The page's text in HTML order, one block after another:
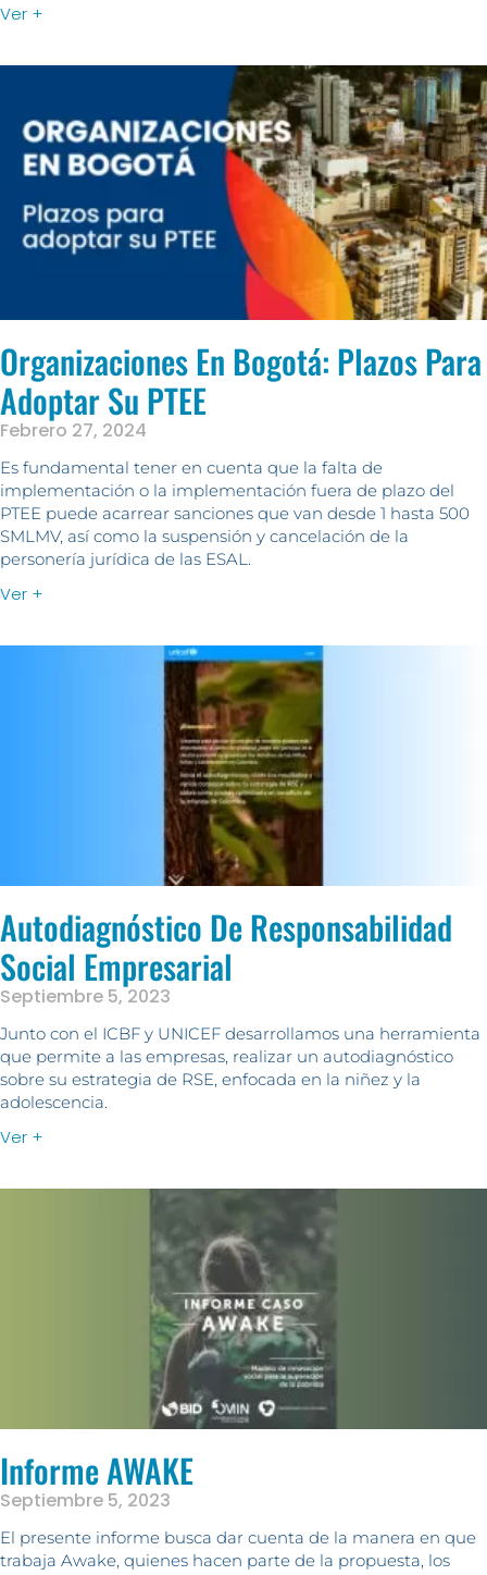
Ver +
Organizaciones En Bogotá: Plazos Para
Adoptar Su PTEE
Febrero 27, 2024
Es fundamental tener en cuenta que la falta de
implementación o la implementación fuera de plazo del
PTEE puede acarrear sanciones que van desde 1 hasta 500
SMLMV, así como la suspensión y cancelación de la
personería jurídica de las ESAL.
Ver +
Autodiagnóstico De Responsabilidad
Social Empresarial
Septiembre 5, 2023
Junto con el ICBF y UNICEF desarrollamos una herramienta
que permite a las empresas, realizar un autodiagnóstico
sobre su estrategia de RSE, enfocada en la niñez y la
adolescencia.
Ver +
Informe AWAKE
Septiembre 5, 2023
El presente informe busca dar cuenta de la manera en que
trabaja Awake, quienes hacen parte de la propuesta, los